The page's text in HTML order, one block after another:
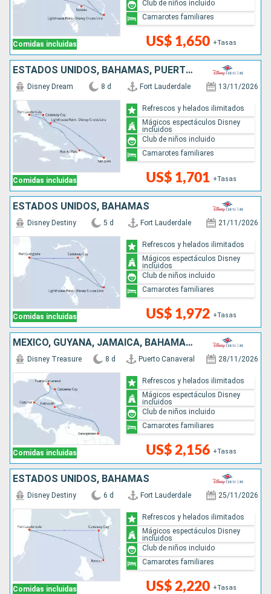
Comidas incluidas US$ 1,650 +Tasas
Club de niños incluido
Camarotes familiares
ESTADOS UNIDOS, BAHAMAS, PUERTO RICO, REPÚBLICA DOMINICANA
Comidas incluidas
Disney Dream 8 d Fort Lauderdale 13/11/2026
US$ 1,701 +Tasas
Refrescos y helados ilimitados
Mágicos espectáculos Disney
incluidos
Club de niños incluido
Camarotes familiares
ESTADOS UNIDOS, BAHAMAS
Comidas incluidas
Disney Destiny 5 d Fort Lauderdale 21/11/2026
US$ 1,972 +Tasas
Refrescos y helados ilimitados
Mágicos espectáculos Disney
incluidos
Club de niños incluido
Camarotes familiares
MÉXICO, GUYANA, JAMAICA, BAHAMAS, ESTADOS UNIDOS
Comidas incluidas
Disney Treasure 8 d Puerto Canaveral 28/11/2026
US$ 2,156 +Tasas
Refrescos y helados ilimitados
Mágicos espectáculos Disney
incluidos
Club de niños incluido
Camarotes familiares
ESTADOS UNIDOS, BAHAMAS
Comidas incluidas
Disney Destiny 6 d Fort Lauderdale 25/11/2026
US$ 2,220 +Tasas
Refrescos y helados ilimitados
Mágicos espectáculos Disney
incluidos
Club de niños incluido
Camarotes familiares